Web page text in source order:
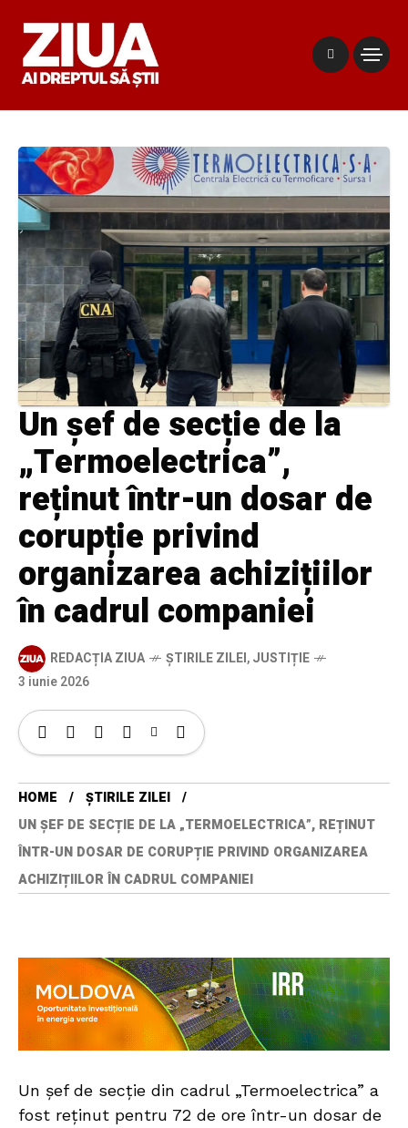
Un șef de secție de la
„Termoelectrica”,
reținut într-un dosar de
corupție privind
organizarea achizițiilor
în cadrul companiei
REDACȚIA ZIUA ȘTIRILE ZILEI,JUSTIȚIE
3 iunie 2026
HOME
ȘTIRILE ZILEI
UN ȘEF DE SECȚIE DE LA „TERMOELECTRICA”, REȚINUT
ÎNTR-UN DOSAR DE CORUPȚIE PRIVIND ORGANIZAREA
ACHIZIȚIILOR ÎN CADRUL COMPANIEI
Un șef de secție din cadrul „Termoelectrica” a
fost reținut pentru 72 de ore într-un dosar de